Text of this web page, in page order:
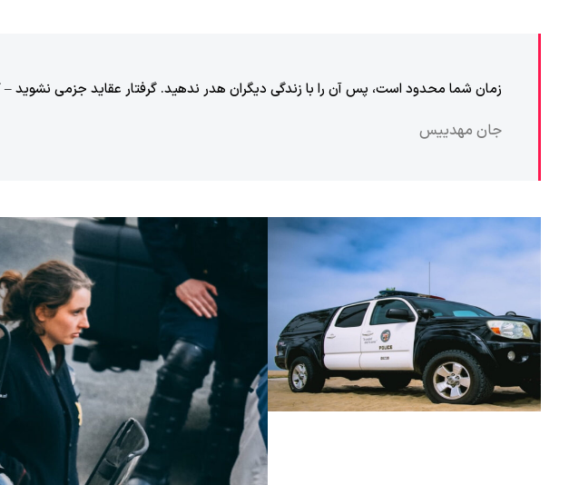
زمان شما محدود است، پس آن را با زندگی دیگران هدر ندهید. گرفتار عقاید جزمی نشوید –
جان مهدییس